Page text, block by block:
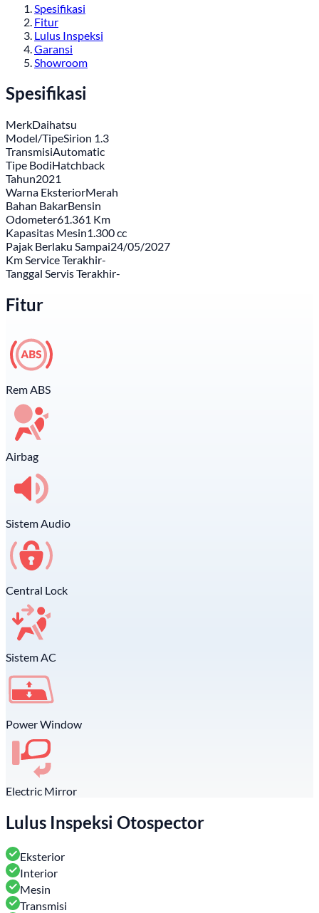
Spesifikasi
Fitur
Lulus Inspeksi
Garansi
Showroom
Spesifikasi
MerkDaihatsu
Model/TipeSirion 1.3
TransmisiAutomatic
Tipe BodiHatchback
Tahun2021
Warna EksteriorMerah
Bahan BakarBensin
Odometer61.361 Km
Kapasitas Mesin1.300 cc
Pajak Berlaku Sampai24/05/2027
Km Service Terakhir-
Tanggal Servis Terakhir-
Fitur
Rem ABS
Airbag
Sistem Audio
Central Lock
Sistem AC
Power Window
Electric Mirror
Lulus Inspeksi Otospector
Eksterior
Interior
Mesin
Transmisi